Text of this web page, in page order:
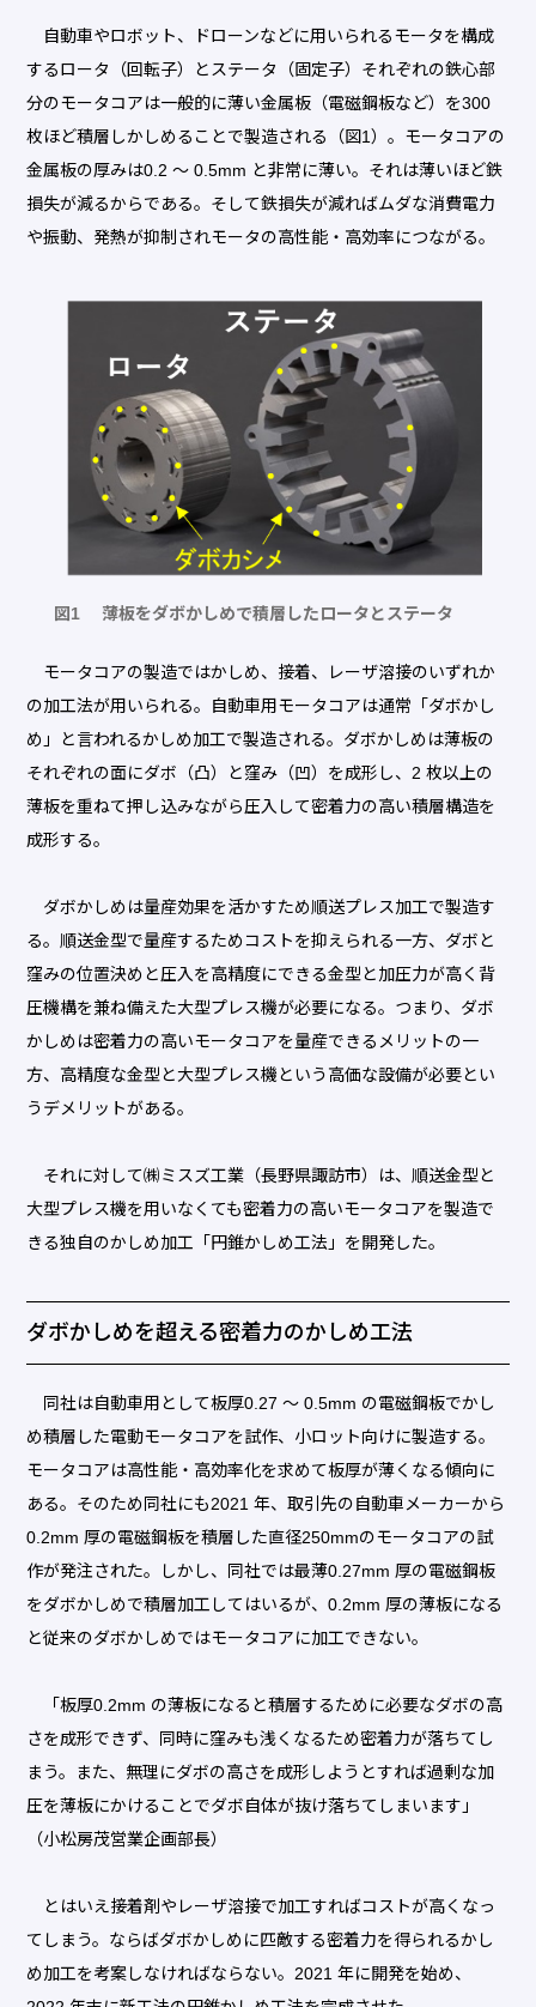
自動車やロボット、ドローンなどに用いられるモータを構成
するロータ（回転子）とステータ（固定子）それぞれの鉄心部
分のモータコアは一般的に薄い金属板（電磁鋼板など）を300
枚ほど積層しかしめることで製造される（図1）。モータコアの
金属板の厚みは0.2 ～ 0.5mm と非常に薄い。それは薄いほど鉄
損失が減るからである。そして鉄損失が減ればムダな消費電力
や振動、発熱が抑制されモータの高性能・高効率につながる。
図1 薄板をダボかしめで積層したロータとステータ
モータコアの製造ではかしめ、接着、レーザ溶接のいずれか
の加工法が用いられる。自動車用モータコアは通常「ダボかし
め」と言われるかしめ加工で製造される。ダボかしめは薄板の
それぞれの面にダボ（凸）と窪み（凹）を成形し、2 枚以上の
薄板を重ねて押し込みながら圧入して密着力の高い積層構造を
成形する。
ダボかしめは量産効果を活かすため順送プレス加工で製造す
る。順送金型で量産するためコストを抑えられる一方、ダボと
窪みの位置決めと圧入を高精度にできる金型と加圧力が高く背
圧機構を兼ね備えた大型プレス機が必要になる。つまり、ダボ
かしめは密着力の高いモータコアを量産できるメリットの一
方、高精度な金型と大型プレス機という高価な設備が必要とい
うデメリットがある。
それに対して㈱ミスズ工業（長野県諏訪市）は、順送金型と
大型プレス機を用いなくても密着力の高いモータコアを製造で
きる独自のかしめ加工「円錐かしめ工法」を開発した。
ダボかしめを超える密着力のかしめ工法
同社は自動車用として板厚0.27 ～ 0.5mm の電磁鋼板でかし
め積層した電動モータコアを試作、小ロット向けに製造する。
モータコアは高性能・高効率化を求めて板厚が薄くなる傾向に
ある。そのため同社にも2021 年、取引先の自動車メーカーから
0.2mm 厚の電磁鋼板を積層した直径250mmのモータコアの試
作が発注された。しかし、同社では最薄0.27mm 厚の電磁鋼板
をダボかしめで積層加工してはいるが、0.2mm 厚の薄板になる
と従来のダボかしめではモータコアに加工できない。
「板厚0.2mm の薄板になると積層するために必要なダボの高
さを成形できず、同時に窪みも浅くなるため密着力が落ちてし
まう。また、無理にダボの高さを成形しようとすれば過剰な加
圧を薄板にかけることでダボ自体が抜け落ちてしまいます」
（小松房茂営業企画部長）
とはいえ接着剤やレーザ溶接で加工すればコストが高くなっ
てしまう。ならばダボかしめに匹敵する密着力を得られるかし
め加工を考案しなければならない。2021 年に開発を始め、